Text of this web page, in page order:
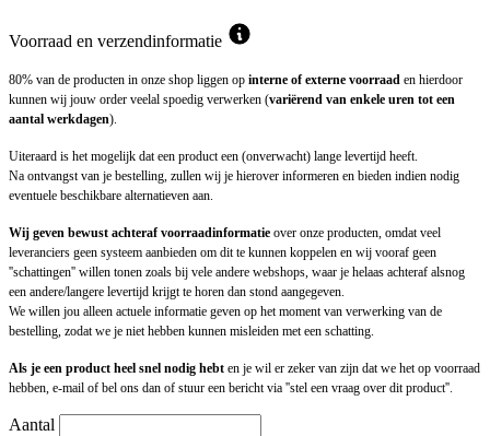
Voorraad en verzendinformatie
80% van de producten in onze shop liggen op interne of externe voorraad en hierdoor
kunnen wij jouw order veelal spoedig verwerken (variërend van enkele uren tot een
aantal werkdagen).
Uiteraard is het mogelijk dat een product een (onverwacht) lange levertijd heeft.
Na ontvangst van je bestelling, zullen wij je hierover informeren en bieden indien nodig
eventuele beschikbare alternatieven aan.
Wij geven bewust achteraf voorraadinformatie over onze producten, omdat veel
leveranciers geen systeem aanbieden om dit te kunnen koppelen en wij vooraf geen
''schattingen'' willen tonen zoals bij vele andere webshops, waar je helaas achteraf alsnog
een andere/langere levertijd krijgt te horen dan stond aangegeven.
We willen jou alleen actuele informatie geven op het moment van verwerking van de
bestelling, zodat we je niet hebben kunnen misleiden met een schatting.
Als je een product heel snel nodig hebt en je wil er zeker van zijn dat we het op voorraad
hebben, e-mail of bel ons dan of stuur een bericht via ''stel een vraag over dit product''.
Aantal